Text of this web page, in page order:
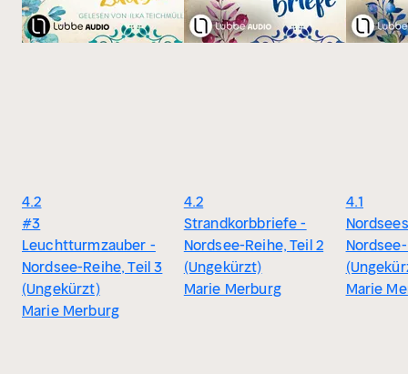
4.2
#3
Leuchtturmzauber -
Nordsee-Reihe, Teil 3
(Ungekürzt)
Marie Merburg
4.2
Strandkorbbriefe -
Nordsee-Reihe, Teil 2
(Ungekürzt)
Marie Merburg
4.1
Marie